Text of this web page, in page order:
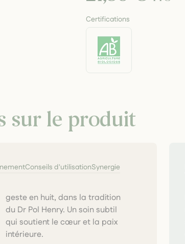
Certifications
sur le produit
Conseils d'utilisationSynergie
intérieure.